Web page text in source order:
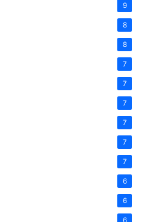
9
8
8
7
7
7
7
7
7
6
6
6